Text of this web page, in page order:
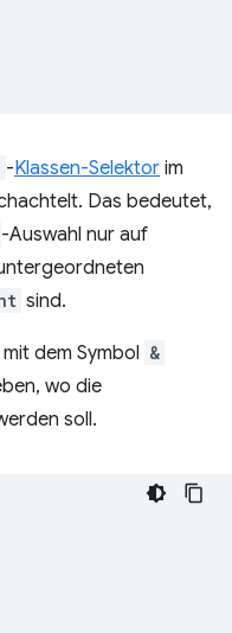
-Klassen-Selektor im
Das bedeutet,
-Auswahl nur auf
sind.
dem Symbol &
wo die
soll.